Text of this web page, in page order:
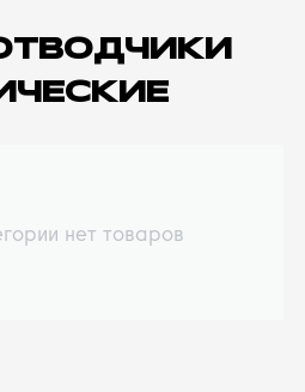
нет товаров